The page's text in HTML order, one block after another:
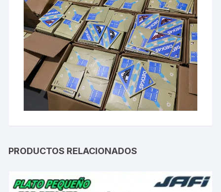
PRODUCTOS RELACIONADOS